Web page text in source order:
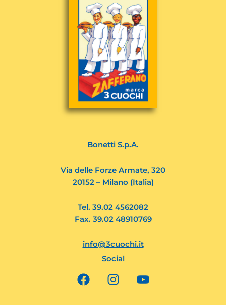
Bonetti S.p.A.
Via delle Forze Armate, 320
20152 – Milano (Italia)
Tel. 39.02 4562082
Fax. 39.02 48910769
info@3cuochi.it
Social
F
a
I
n
o